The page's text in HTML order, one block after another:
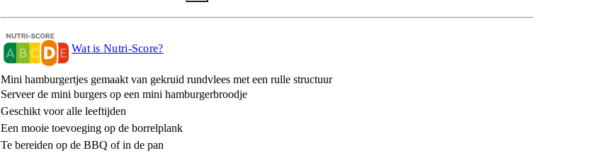
Wat is Nutri-Score?
Mini hamburgertjes gemaakt van gekruid rundvlees met een rulle structuur
Serveer de mini burgers op een mini hamburgerbroodje
Geschikt voor alle leeftijden
Een mooie toevoeging op de borrelplank
Te bereiden op de BBQ of in de pan